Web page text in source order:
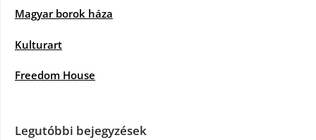
Magyar borok háza
Kulturart
Freedom House
Legutóbbi bejegyzések